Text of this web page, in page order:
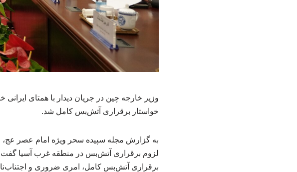
وزیر خارجه چین در جریان دیدار با همتای
خواستار برقراری آتش‌بس کامل شد.
به گزارش مجله سپیده سحر ویژه امام عصر عج،
لزوم برقراری آتش‌بس در منطقه غرب آسیا گفت
برقراری آتش‌بس کامل، امری ضروری و